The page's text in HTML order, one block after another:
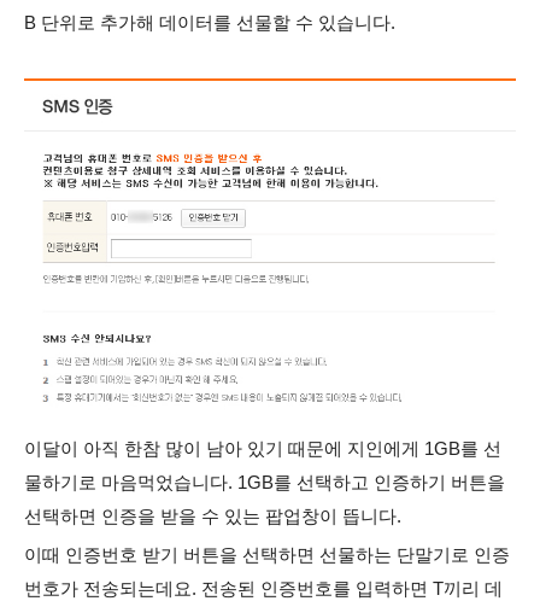
B 단위로 추가해 데이터를 선물할 수 있습니다.
이달이 아직 한참 많이 남아 있기 때문에 지인에게 1GB를 선
물하기로 마음먹었습니다. 1GB를 선택하고 인증하기 버튼을
선택하면 인증을 받을 수 있는 팝업창이 뜹니다.
이때 인증번호 받기 버튼을 선택하면 선물하는 단말기로 인증
번호가 전송되는데요. 전송된 인증번호를 입력하면 T끼리 데